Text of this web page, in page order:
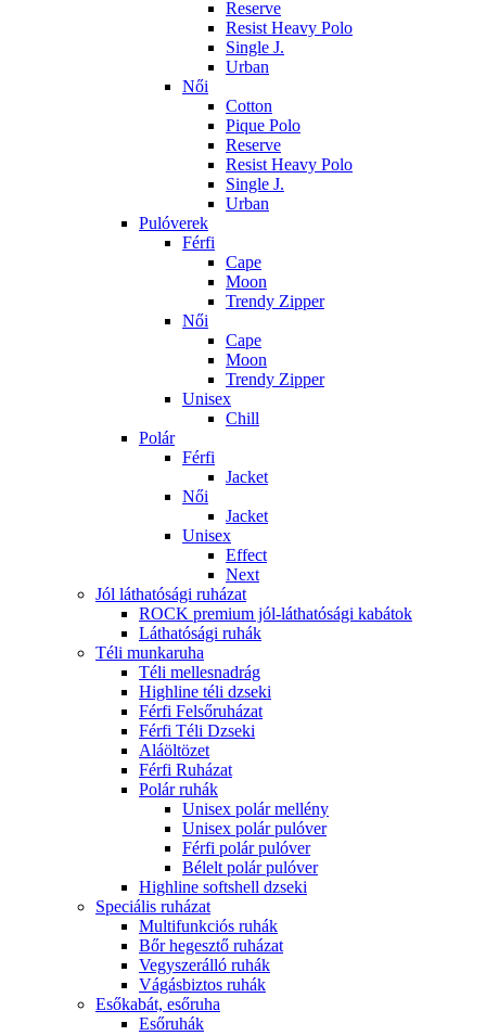
Reserve
Resist Heavy Polo
Single J.
Urban
Női
Cotton
Pique Polo
Reserve
Resist Heavy Polo
Single J.
Urban
Pulóverek
Férfi
Cape
Moon
Trendy Zipper
Női
Cape
Moon
Trendy Zipper
Unisex
Chill
Polár
Férfi
Jacket
Női
Jacket
Unisex
Effect
Next
Jól láthatósági ruházat
ROCK premium jól-láthatósági kabátok
Láthatósági ruhák
Téli munkaruha
Téli mellesnadrág
Highline téli dzseki
Férfi Felsőruházat
Férfi Téli Dzseki
Aláöltözet
Férfi Ruházat
Polár ruhák
Unisex polár mellény
Unisex polár pulóver
Férfi polár pulóver
Bélelt polár pulóver
Highline softshell dzseki
Speciális ruházat
Multifunkciós ruhák
Bőr hegesztő ruházat
Vegyszerálló ruhák
Vágásbiztos ruhák
Esőkabát, esőruha
Esőruhák